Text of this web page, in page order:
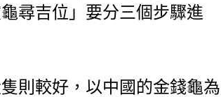
尋吉位」要分三個步驟進
則較好，以中國的金錢龜為